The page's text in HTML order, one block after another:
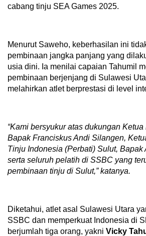
cabang tinju SEA Games 2025.
Menurut Saweho, keberhasilan ini
pembinaan jangka panjang yang
usia dini. Ia menilai capaian Tahumil
pembinaan berjenjang di Sulawesi
melahirkan atlet berprestasi di level
“Kami bersyukur atas dukungan Ketua
Bapak Franciskus Andi Silangen,
Tinju Indonesia (Perbati) Sulut, Bapak
serta seluruh pelatih di SSBC yang
pembinaan tinju di Sulut,” katanya.
Diketahui, atlet asal Sulawesi Utara
SSBC dan memperkuat Indonesia di
berjumlah tiga orang, yakni Vicky